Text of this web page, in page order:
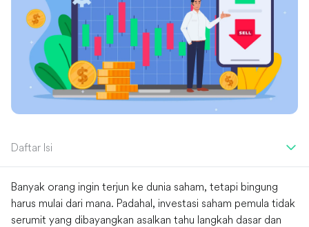
Daftar Isi
Banyak orang ingin terjun ke dunia saham, tetapi bingung
harus mulai dari mana. Padahal, investasi saham pemula tidak
serumit yang dibayangkan asalkan tahu langkah dasar dan